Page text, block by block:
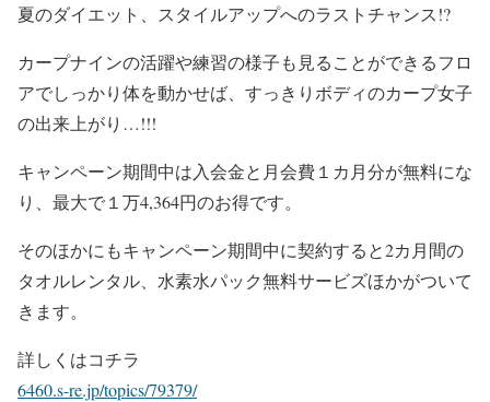
夏のダイエット、スタイルアップへのラストチャンス!?
カープナインの活躍や練習の様子も見ることができるフロ
アでしっかり体を動かせば、すっきりボディのカープ女子
の出来上がり…!!!
キャンペーン期間中は入会金と月会費１カ月分が無料にな
り、最大で１万4,364円のお得です。
そのほかにもキャンペーン期間中に契約すると2カ月間の
タオルレンタル、水素水パック無料サービズほかがついて
きます。
詳しくはコチラ
6460.s-re.jp/topics/79379/